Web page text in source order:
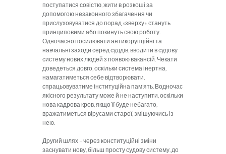
поступатися совістю, жити в розкоші за
допомогою незаконного збагачення чи
прислуховуватися до порад «зверху», стануть
принциповими або покинуть свою роботу.
Одночасно посилювати антикорупційні та
навчальні заходи серед суддів, вводити в судову
систему нових людей з появою вакансій. Чекати
доведеться довго, оскільки система інертна,
намагатиметься себе відтворювати,
спрацьовуватиме інституційна пам’ять. Водночас
якісного результату може й не наступити, оскільки
нова кадрова кров, якщо її буде небагато,
вражатиметься вірусами старої, змішуючись із
нею.
Другий шлях – через конституційні зміни
заснувати нову, більш просту судову систему, до